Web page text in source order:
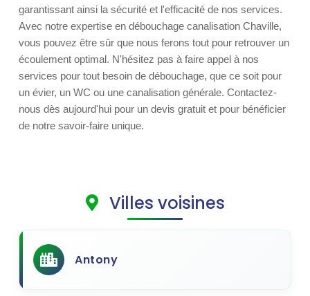
garantissant ainsi la sécurité et l'efficacité de nos services.
Avec notre expertise en débouchage canalisation Chaville,
vous pouvez être sûr que nous ferons tout pour retrouver un
écoulement optimal. N'hésitez pas à faire appel à nos
services pour tout besoin de débouchage, que ce soit pour
un évier, un WC ou une canalisation générale. Contactez-
nous dès aujourd'hui pour un devis gratuit et pour bénéficier
de notre savoir-faire unique.
Villes voisines
Antony